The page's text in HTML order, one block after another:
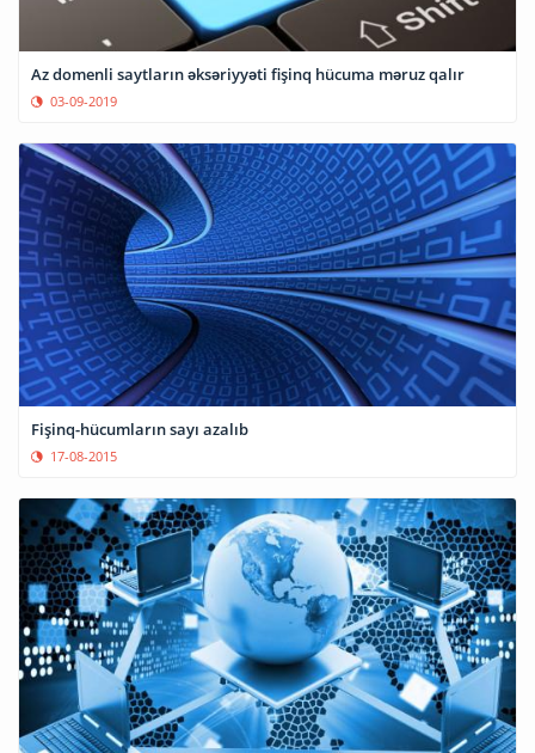
Az domenli saytların əksəriyyəti fişinq hücuma məruz qalır
03-09-2019
Fişinq-hücumların sayı azalıb
17-08-2015